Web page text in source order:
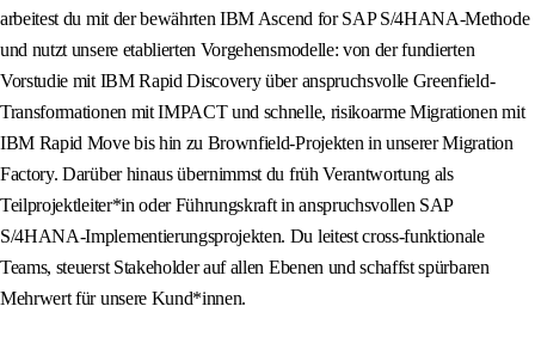
arbeitest du mit der bewährten IBM Ascend for SAP S/4HANA-Methode
und nutzt unsere etablierten Vorgehensmodelle: von der fundierten
Vorstudie mit IBM Rapid Discovery über anspruchsvolle Greenfield-
Transformationen mit IMPACT und schnelle, risikoarme Migrationen mit
IBM Rapid Move bis hin zu Brownfield-Projekten in unserer Migration
Factory. Darüber hinaus übernimmst du früh Verantwortung als
Teilprojektleiter*in oder Führungskraft in anspruchsvollen SAP
S/4HANA-Implementierungsprojekten. Du leitest cross-funktionale
Teams, steuerst Stakeholder auf allen Ebenen und schaffst spürbaren
Mehrwert für unsere Kund*innen.